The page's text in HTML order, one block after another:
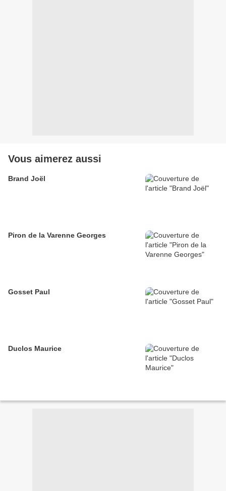
Vous aimerez aussi
Brand Joël
Piron de la Varenne Georges
Gosset Paul
Duclos Maurice